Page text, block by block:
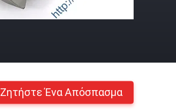
Ζητήστε Ένα Απόσπασμα